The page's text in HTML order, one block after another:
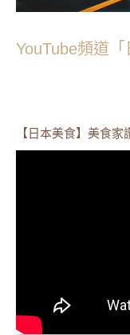
YouTube頻道「
【日本美食】美食